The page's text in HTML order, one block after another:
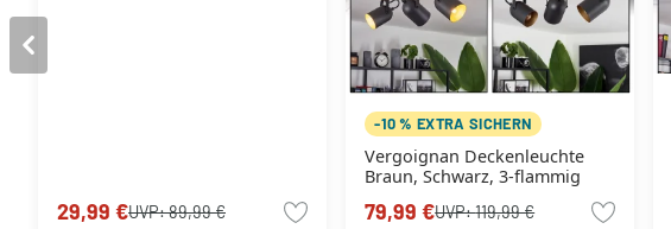
29,99 €UVP:89,99 €
-10 % EXTRA SICHERN
Vergoignan Deckenleuchte
Braun, Schwarz, 3-flammig
79,99 €UVP:119,99 €